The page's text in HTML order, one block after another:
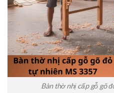
Bàn thờ nhị cấp gỗ gõ